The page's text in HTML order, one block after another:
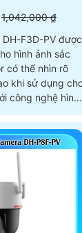
1,042,000 ₫
F3D-PV được
hình ảnh sắc
có thể nhìn rõ
công nghệ hình